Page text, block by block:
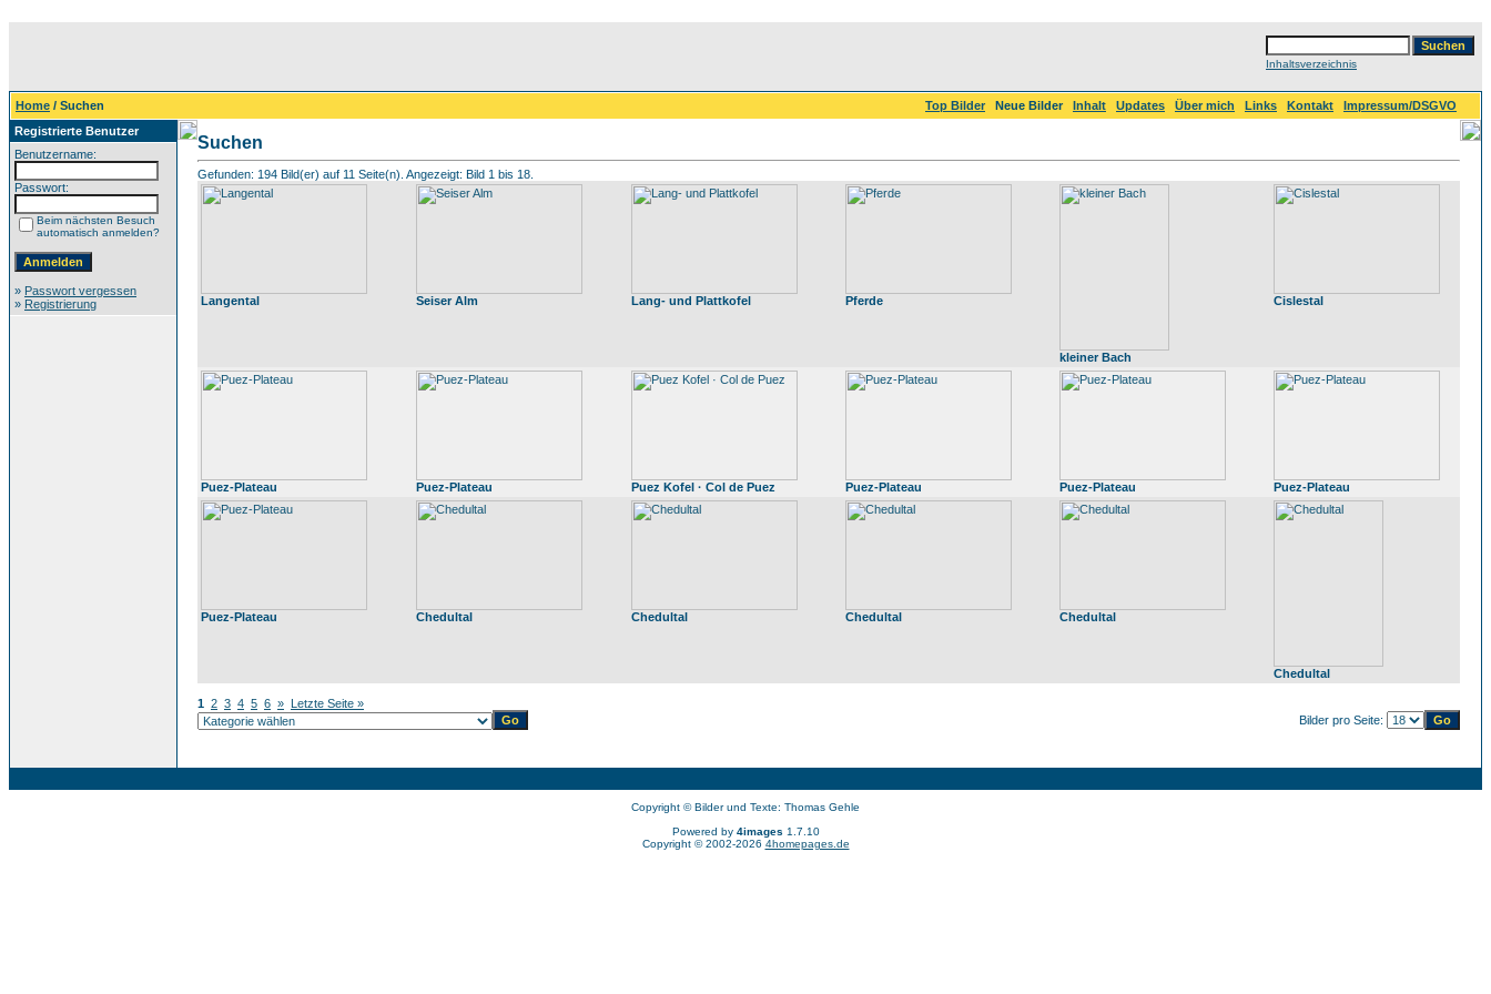
Inhaltsverzeichnis
Home / Suchen Top Bilder Neue Bilder Inhalt Updates Über mich Links Kontakt
Impressum/DSGVO
Registrierte Benutzer
Benutzername:
Passwort:
Beim nächsten Besuch
automatisch anmelden?
» Passwort vergessen
» Registrierung
Suchen
Gefunden: 194 Bild(er) auf 11 Seite(n). Angezeigt: Bild 1 bis 18.
Langental Seiser Alm Lang- und Plattkofel Pferde
kleiner Bach
Cislestal
Puez-Plateau Puez-Plateau Puez Kofel · Col de Puez Puez-Plateau Puez-Plateau Puez-Plateau
Puez-Plateau Chedultal Chedultal Chedultal Chedultal
Chedultal
1 2 3 4 5 6 » Letzte Seite »
Bilder pro Seite:
Copyright © Bilder und Texte: Thomas Gehle
Powered by 4images 1.7.10
Copyright © 2002-2026 4homepages.de